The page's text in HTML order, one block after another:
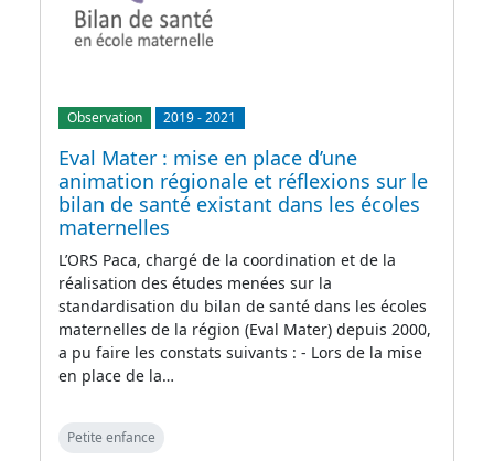
Observation 2019-2021
Eval Mater : mise en place d’une
animation régionale et réflexions sur le
bilan de santé existant dans les écoles
maternelles
L’ORS Paca, chargé de la coordination et de la
réalisation des études menées sur la
standardisation du bilan de santé dans les écoles
maternelles de la région (Eval Mater) depuis 2000,
a pu faire les constats suivants : - Lors de la mise
en place de la…
Petite enfance